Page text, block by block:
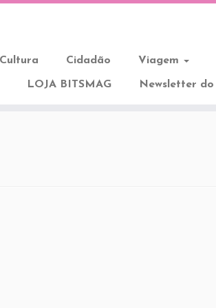
Cultura Cidadão Viagem
LOJA BITSMAG Newsletter